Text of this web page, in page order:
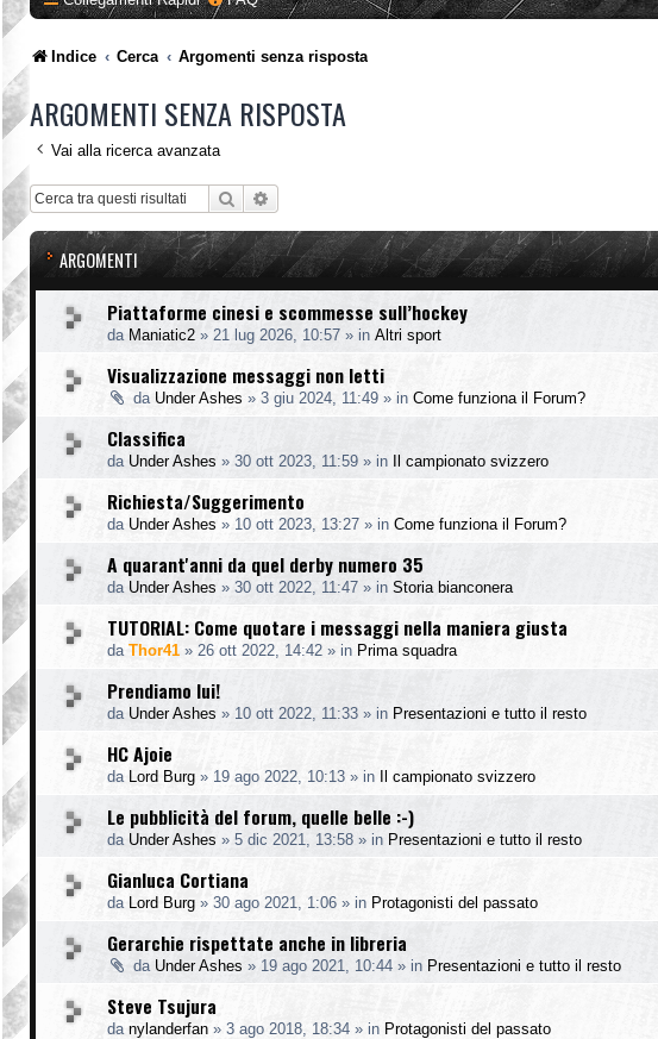
Indice Cerca Argomenti senza risposta
ARGOMENTI SENZA RISPOSTA
Vai alla ricerca avanzata
Cerca
ARGOMENTI
Piattaforme cinesi e scommesse sull’hockey
da Maniatic2 » 21 lug 2026, 10:57 » in Altri sport
Visualizzazione messaggi non letti
da Under Ashes » 3 giu 2024, 11:49 » in Come funziona il Forum?
Classifica
da Under Ashes » 30 ott 2023, 11:59 » in Il campionato svizzero
Richiesta/Suggerimento
da Under Ashes » 10 ott 2023, 13:27 » in Come funziona il Forum?
A quarant'anni da quel derby numero 35
da Under Ashes » 30 ott 2022, 11:47 » in Storia bianconera
TUTORIAL: Come quotare i messaggi nella maniera giusta
da Thor41 » 26 ott 2022, 14:42 » in Prima squadra
Prendiamo lui!
da Under Ashes » 10 ott 2022, 11:33 » in Presentazioni e tutto il resto
HC Ajoie
da Lord Burg » 19 ago 2022, 10:13 » in Il campionato svizzero
Le pubblicità del forum, quelle belle :-)
da Under Ashes » 5 dic 2021, 13:58 » in Presentazioni e tutto il resto
Gianluca Cortiana
da Lord Burg » 30 ago 2021, 1:06 » in Protagonisti del passato
Gerarchie rispettate anche in libreria
da Under Ashes » 19 ago 2021, 10:44 » in Presentazioni e tutto il resto
Steve Tsujura
da nylanderfan » 3 ago 2018, 18:34 » in Protagonisti del passato